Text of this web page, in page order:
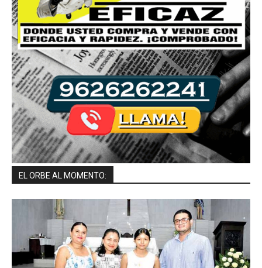
EL ORBE AL MOMENTO: